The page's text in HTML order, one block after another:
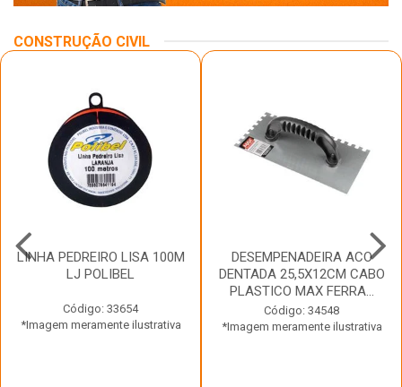
CONSTRUÇÃO CIVIL
LINHA PEDREIRO LISA 100M
LJ POLIBEL
Código: 33654
*Imagem meramente ilustrativa
DESEMPENADEIRA ACO
DENTADA 25,5X12CM CABO
PLASTICO MAX FERRA...
Código: 34548
*Imagem meramente ilustrativa